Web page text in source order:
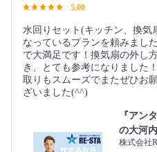
5.00
水回りセット(キッチン、換気
なっているプランを頼みまし
で大満足です！換気扇の外し
き、とても参考になりました
取りもスムーズでまたぜひお
ざいました(^^)
『アン
の大河
株式会社